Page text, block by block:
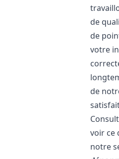
de
de
votre
de
voir ce
notre